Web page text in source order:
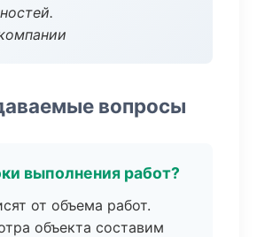
вопросы
выполнения работ?
от объема работ.
объекта составим